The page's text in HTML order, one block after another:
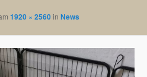
1920 × 2560inNews